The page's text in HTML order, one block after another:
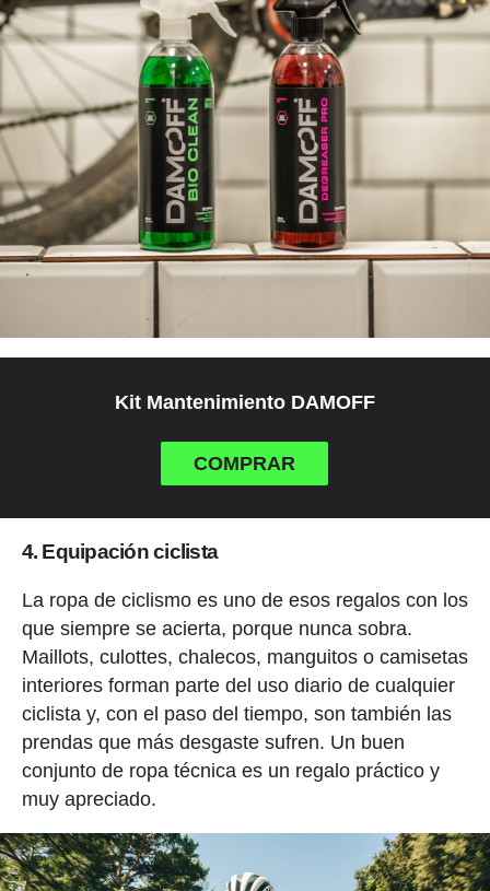
Kit Mantenimiento DAMOFF
COMPRAR
4. Equipación ciclista
La ropa de ciclismo es uno de esos regalos con los
que siempre se acierta, porque nunca sobra.
Maillots, culottes, chalecos, manguitos o camisetas
interiores forman parte del uso diario de cualquier
ciclista y, con el paso del tiempo, son también las
prendas que más desgaste sufren. Un buen
conjunto de ropa técnica es un regalo práctico y
muy apreciado.